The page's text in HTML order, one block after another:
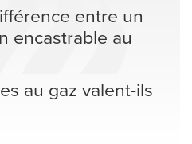
entre un
encastrable au
au gaz valent-ils